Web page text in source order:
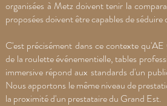
organisées à Metz doivent tenir la
proposées doivent être capables de
C'est précisément dans ce contexte
de la roulette événementielle, tables
immersive répond aux standards d'un
Nous apportons le même niveau de
la proximité d'un prestataire du Grand Est.